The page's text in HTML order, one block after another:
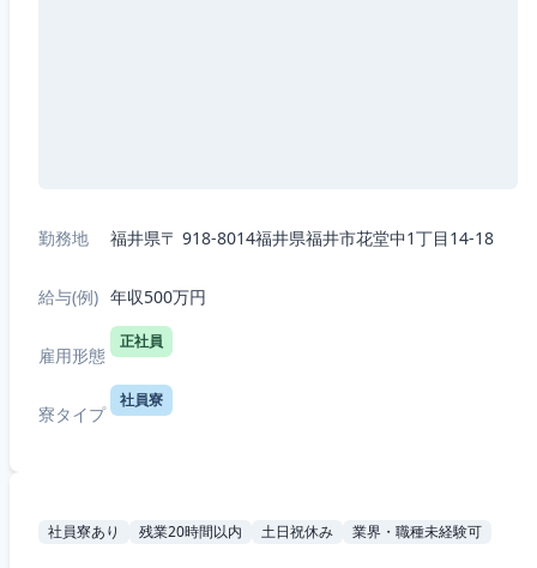
勤務地 福井県〒 918-8014福井県福井市花堂中1丁目14-18
給与(例) 年収500万円
雇用形態
正社員
寮タイプ
社員寮
社員寮あり 残業20時間以内 土日祝休み 業界・職種未経験可